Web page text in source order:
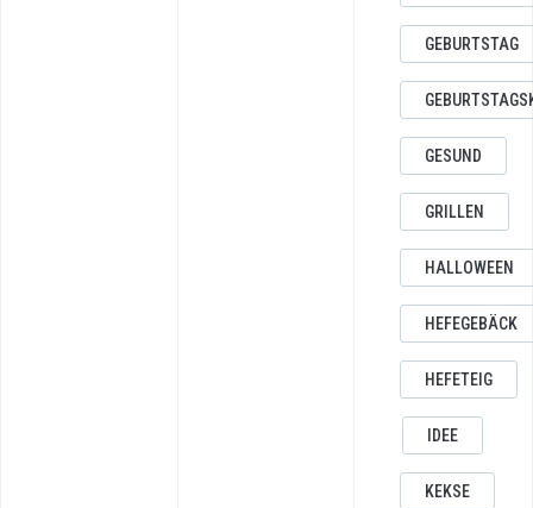
GEBURTSTAG
GESUND
GRILLEN
HALLOWEEN
HEFEGEBÄCK
HEFETEIG
IDEE
KEKSE